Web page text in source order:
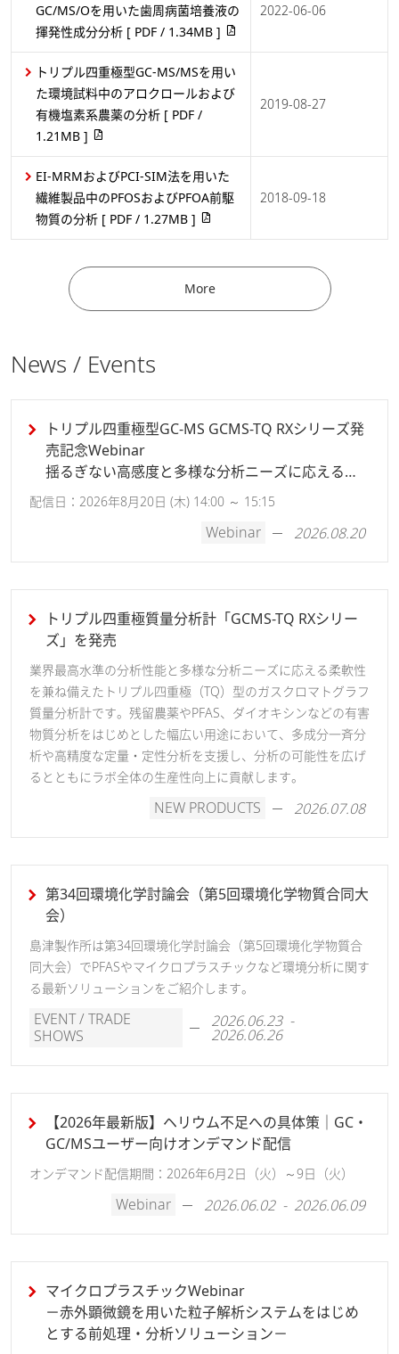
GC/MS/Oを用いた歯周病菌培養液の
揮発性成分分析 [ PDF / 1.34MB ]
2022-06-06
トリプル四重極型GC-MS/MSを用い
た環境試料中のアロクロールおよび
有機塩素系農薬の分析 [ PDF /
1.21MB ]
2019-08-27
EI-MRMおよびPCI-SIM法を用いた
繊維製品中のPFOSおよびPFOA前駆
物質の分析 [ PDF / 1.27MB ]
2018-09-18
More
News / Events
トリプル四重極型GC-MS GCMS-TQ RXシリーズ発
売記念Webinar
揺るぎない高感度と多様な分析ニーズに応える柔
軟性
配信日：2026年8月20日 (木) 14:00 ～ 15:15
Webinar 2026.08.20
トリプル四重極質量分析計「GCMS-TQ RXシリー
ズ」を発売
業界最高水準の分析性能と多様な分析ニーズに応える柔軟性
を兼ね備えたトリプル四重極（TQ）型のガスクロマトグラフ
質量分析計です。残留農薬やPFAS、ダイオキシンなどの有害
物質分析をはじめとした幅広い用途において、多成分一斉分
析や高精度な定量・定性分析を支援し、分析の可能性を広げ
るとともにラボ全体の生産性向上に貢献します。
NEW PRODUCTS 2026.07.08
第34回環境化学討論会（第5回環境化学物質合同大
会）
島津製作所は第34回環境化学討論会（第5回環境化学物質合
同大会）でPFASやマイクロプラスチックなど環境分析に関す
る最新ソリューションをご紹介します。
EVENT / TRADE
SHOWS
2026.06.23 -
2026.06.26
【2026年最新版】ヘリウム不足への具体策｜GC・
GC/MSユーザー向けオンデマンド配信
オンデマンド配信期間：2026年6月2日（火）～9日（火）
Webinar 2026.06.02 - 2026.06.09
マイクロプラスチックWebinar
－赤外顕微鏡を用いた粒子解析システムをはじめ
とする前処理・分析ソリューション－